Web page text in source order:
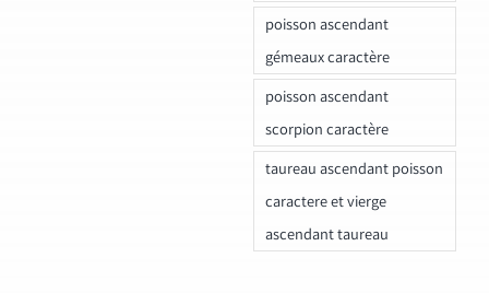
poisson ascendant
gémeaux caractère
poisson ascendant
scorpion caractère
taureau ascendant poisson
caractere et vierge
ascendant taureau